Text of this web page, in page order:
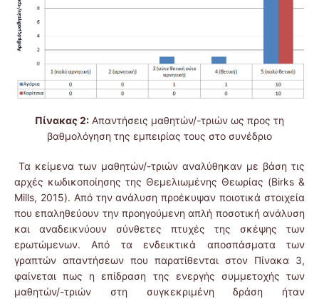
Πίνακας 2: Απαντήσεις μαθητών/-τριών ως προς τη
βαθμολόγηση της εμπειρίας τους στο συνέδριο
Τα κείμενα των μαθητών/-τριών αναλύθηκαν με βάση τις
αρχές κωδικοποίησης της Θεμελιωμένης Θεωρίας (Birks &
Mills, 2015). Από την ανάλυση προέκυψαν ποιοτικά στοιχεία
που επαληθεύουν την προηγούμενη απλή ποσοτική ανάλυση
και αναδεικνύουν σύνθετες πτυχές της σκέψης των
ερωτώμενων. Από τα ενδεικτικά αποσπάσματα των
γραπτών απαντήσεων που παρατίθενται στον Πίνακα 3,
φαίνεται πως η επίδραση της ενεργής συμμετοχής των
μαθητών/-τριών στη συγκεκριμένη δράση ήταν